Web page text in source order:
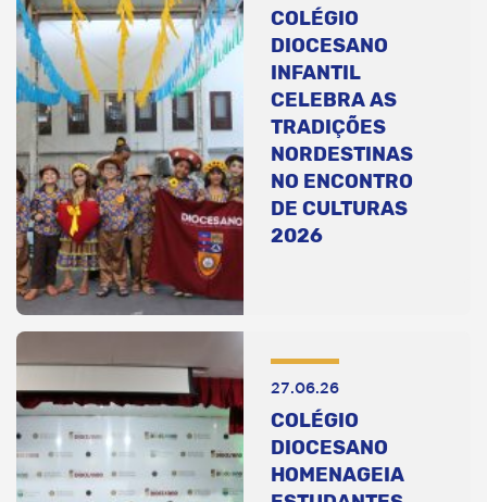
COLÉGIO
DIOCESANO
INFANTIL
CELEBRA AS
TRADIÇÕES
NORDESTINAS
NO ENCONTRO
DE CULTURAS
2026
27.06.26
COLÉGIO
DIOCESANO
HOMENAGEIA